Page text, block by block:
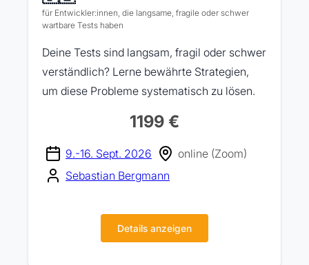
für Entwickler:innen, die langsame, fragile oder schwer
wartbare Tests haben
Deine Tests sind langsam, fragil oder schwer
verständlich? Lerne bewährte Strategien,
um diese Probleme systematisch zu lösen.
1199 €
9.-16. Sept. 2026
online (Zoom)
Sebastian Bergmann
Details anzeigen